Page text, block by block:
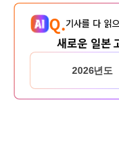
Q.기사를 다 읽
새로운 일본
2026년도